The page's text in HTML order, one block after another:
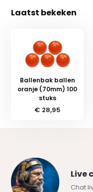
Laatst bekeken
Ballenbak ballen
oranje (70mm) 100
stuks
€ 28,95
Live
Chat